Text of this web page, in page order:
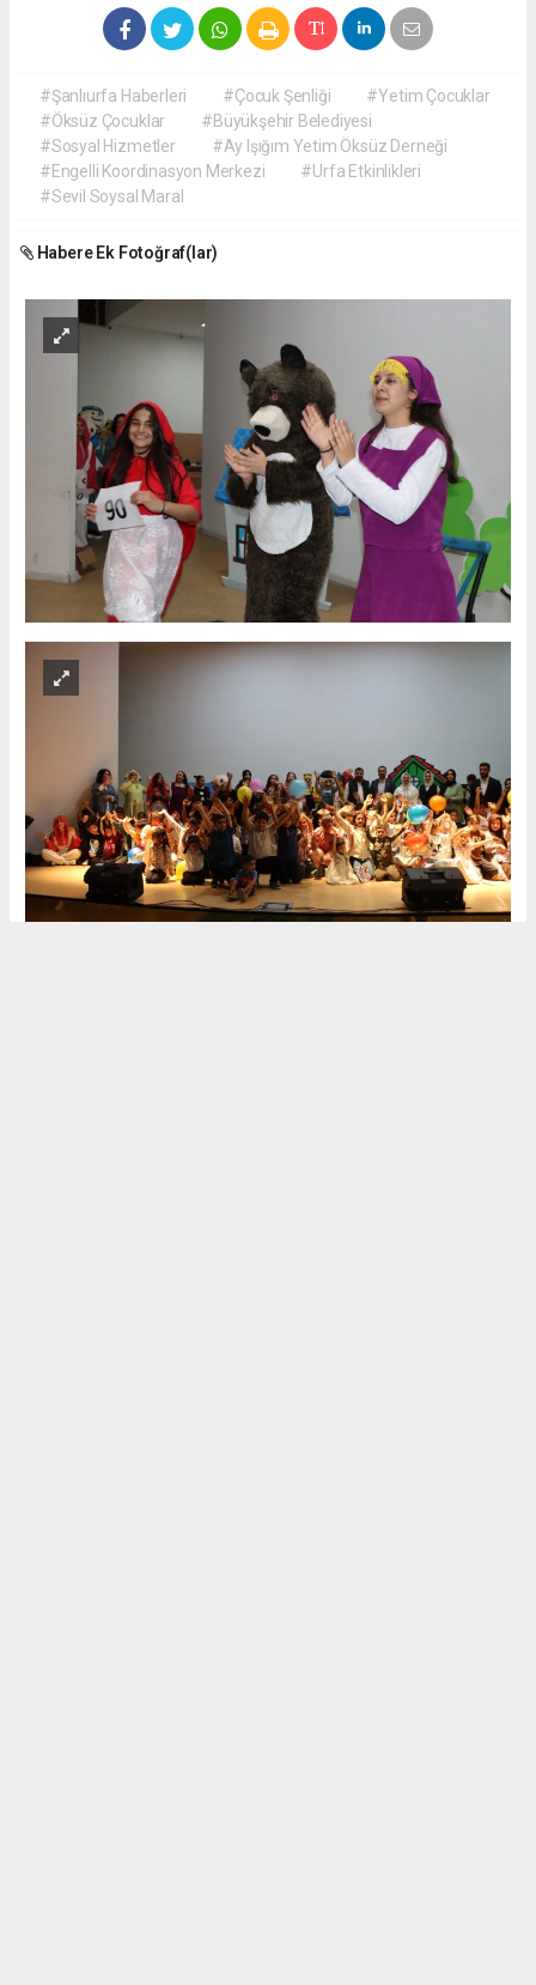
#Şanlıurfa Haberleri #Çocuk Şenliği
#Yetim Çocuklar
#Öksüz Çocuklar
#Büyükşehir Belediyesi
#Sosyal Hizmetler
#Ay Işığım Yetim Öksüz Derneği
#Engelli Koordinasyon Merkezi
#Urfa Etkinlikleri
#Sevil Soysal Maral
Habere Ek Fotoğraf(lar)